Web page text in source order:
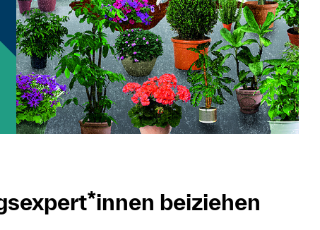
beiziehen